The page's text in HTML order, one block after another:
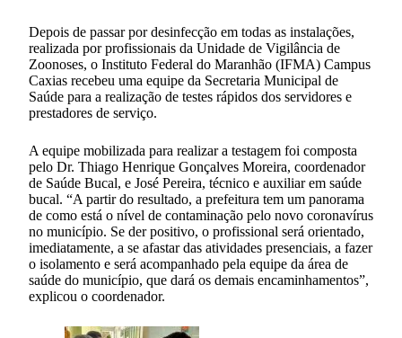
Depois de passar por desinfecção em todas as instalações,
realizada por profissionais da Unidade de Vigilância de
Zoonoses, o Instituto Federal do Maranhão (IFMA) Campus
Caxias recebeu uma equipe da Secretaria Municipal de
Saúde para a realização de testes rápidos dos servidores e
prestadores de serviço.
A equipe mobilizada para realizar a testagem foi composta
pelo Dr. Thiago Henrique Gonçalves Moreira, coordenador
de Saúde Bucal, e José Pereira, técnico e auxiliar em saúde
bucal. “A partir do resultado, a prefeitura tem um panorama
de como está o nível de contaminação pelo novo coronavírus
no município. Se der positivo, o profissional será orientado,
imediatamente, a se afastar das atividades presenciais, a fazer
o isolamento e será acompanhado pela equipe da área de
saúde do município, que dará os demais encaminhamentos”,
explicou o coordenador.